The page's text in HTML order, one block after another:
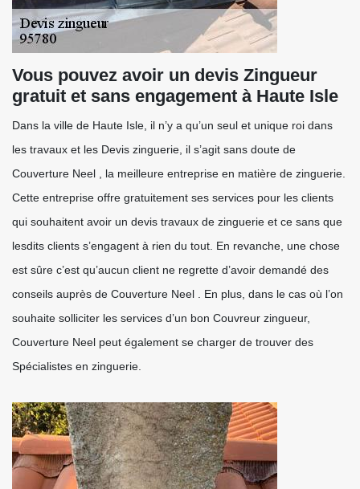
Vous pouvez avoir un devis Zingueur
gratuit et sans engagement à Haute Isle
Dans la ville de Haute Isle, il n’y a qu’un seul et unique roi dans
les travaux et les Devis zinguerie, il s’agit sans doute de
Couverture Neel , la meilleure entreprise en matière de zinguerie.
Cette entreprise offre gratuitement ses services pour les clients
qui souhaitent avoir un devis travaux de zinguerie et ce sans que
lesdits clients s’engagent à rien du tout. En revanche, une chose
est sûre c’est qu’aucun client ne regrette d’avoir demandé des
conseils auprès de Couverture Neel . En plus, dans le cas où l’on
souhaite solliciter les services d’un bon Couvreur zingueur,
Couverture Neel peut également se charger de trouver des
Spécialistes en zinguerie.